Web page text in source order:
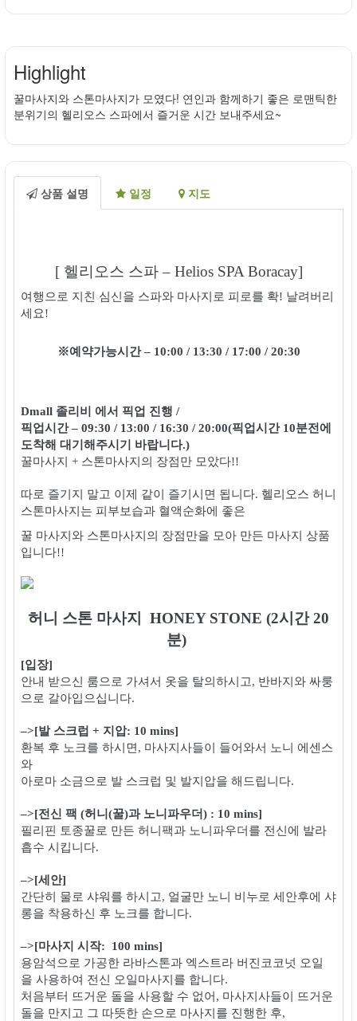
Highlight
꿀마사지와 스톤마사지가 모였다! 연인과 함께하기 좋은 로맨틱한
분위기의 헬리오스 스파에서 즐거운 시간 보내주세요~
상품 설명 일정 지도
[ 헬리오스 스파 – Helios SPA Boracay]
여행으로 지친 심신을 스파와 마사지로 피로를 확! 날려버리
세요!
※예약가능시간 – 10:00 / 13:30 / 17:00 / 20:30
Dmall 졸리비 에서 픽업 진행 /
픽업시간 – 09:30 / 13:00 / 16:30 / 20:00(픽업시간 10분전에
도착해 대기해주시기 바랍니다.)
꿀마사지 + 스톤마사지의 장점만 모았다!!
따로 즐기지 말고 이제 같이 즐기시면 됩니다. 헬리오스 허니
스톤마사지 는 피부보습과 혈액순화에 좋은
꿀 마사지와 스톤마사지의 장점만을 모아 만든 마사지 상품
입니다!!
허니 스톤 마사지 HONEY STONE (2시간 20
분)
[입장]
안내 받으신 룸으로 가셔서 옷을 탈의하시고, 반바지와 싸룽
으로 갈아입으십니다.
–>[발 스크럽 + 지압: 10 mins]
환복 후 노크를 하시면, 마사지사들이 들어와서 노니 에센스
와
아로마 소금으로 발 스크럽 및 발지압을 해드립니다.
–>[전신 팩 (허니(꿀)과 노니파우더) : 10 mins]
필리핀 토종꿀로 만든 허니팩과 노니파우더를 전신에 발라
흡수 시킵니다.
–>[세안]
간단히 물로 샤워를 하시고, 얼굴만 노니 비누로 세안후에 샤
롱을 착용하신 후 노크를 합니다.
–>[마사지 시작: 100 mins]
용암석으로 가공한 라바스톤과 엑스트라 버진코코넛 오일
을 사용하여 전신 오일마사지를 합니다.
처음부터 뜨거운 돌을 사용할 수 없어, 마사지사들이 뜨거운
돌을 만지고 그 따뜻한 손으로 마사지를 진행한 후,